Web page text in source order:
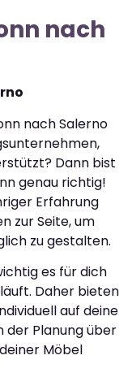
nach
nach Salerno
Dann bist
genau richtig!
Erfahrung
zur Seite, um
zu gestalten.
es für dich
Daher bieten
auf deine
der Planung über
Möbel